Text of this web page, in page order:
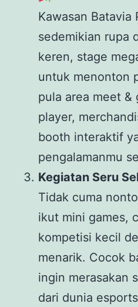
Kawasan Batavia
sedemikian rupa
keren, stage
untuk menonton
pula area meet &
player,
booth interaktif
pengalamanmu
Kegiatan Seru
Tidak cuma
ikut mini games,
kompetisi kecil
menarik. Cocok
ingin merasakan
dari dunia